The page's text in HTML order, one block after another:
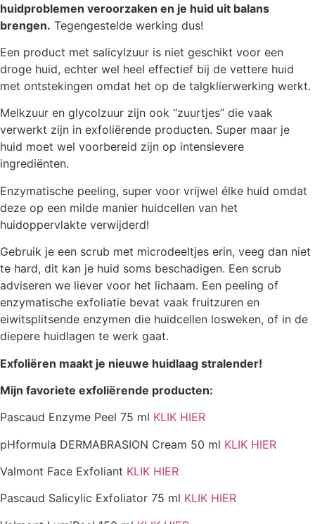
huidproblemen veroorzaken en je huid uit balans
brengen. Tegengestelde werking dus!
Een product met salicylzuur is niet geschikt voor een
droge huid, echter wel heel effectief bij de vettere huid
met ontstekingen omdat het op de talgklierwerking werkt.
Melkzuur en glycolzuur zijn ook “zuurtjes” die vaak
verwerkt zijn in exfoliërende producten. Super maar je
huid moet wel voorbereid zijn op intensievere
ingrediënten.
Enzymatische peeling, super voor vrijwel élke huid omdat
deze op een milde manier huidcellen van het
huidoppervlakte verwijderd!
Gebruik je een scrub met microdeeltjes erin, veeg dan niet
te hard, dit kan je huid soms beschadigen. Een scrub
adviseren we liever voor het lichaam. Een peeling of
enzymatische exfoliatie bevat vaak fruitzuren en
eiwitsplitsende enzymen die huidcellen losweken, of in de
diepere huidlagen te werk gaat.
Exfoliëren maakt je nieuwe huidlaag stralender!
Mijn favoriete exfoliërende producten:
Pascaud Enzyme Peel 75 ml KLIK HIER
pHformula DERMABRASION Cream 50 ml KLIK HIER
Valmont Face Exfoliant KLIK HIER
Pascaud Salicylic Exfoliator 75 ml KLIK HIER